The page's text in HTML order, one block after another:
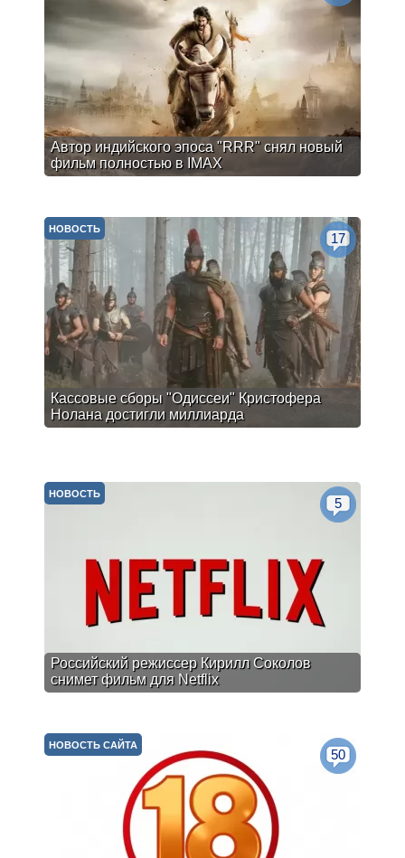
Автор индийского эпоса "RRR" снял новый
фильм полностью в IMAX
Кассовые сборы "Одиссеи" Кристофера
Нолана достигли миллиарда
НОВОСТЬ
17
Российский режиссер Кирилл Соколов
снимет фильм для Netflix
НОВОСТЬ
5
НОВОСТЬ САЙТА
50